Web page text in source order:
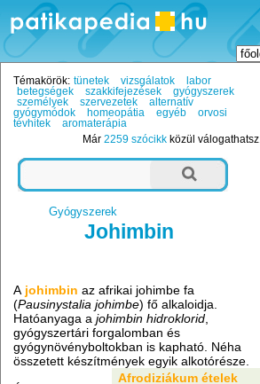
Témakörök: tünetek vizsgálatok
labor
betegségek
szakkifejezések
gyógyszerek
személyek
szervezetek
alternatív
gyógymódok
homeopátia egyéb
orvosi
tévhitek
aromaterápia
Már2259 szócikk közül válogathatsz.
Gyógyszerek
Johimbin
A johimbin az afrikai johimbe fa
(Pausinystalia johimbe) fő alkaloidja.
Hatóanyaga ajohimbin hidroklorid
gyógyszertári forgalomban és
gyógynövényboltokban is kapható. Néha
összetett készítmények egyik alkotórésze.
Afrodiziákum ételek